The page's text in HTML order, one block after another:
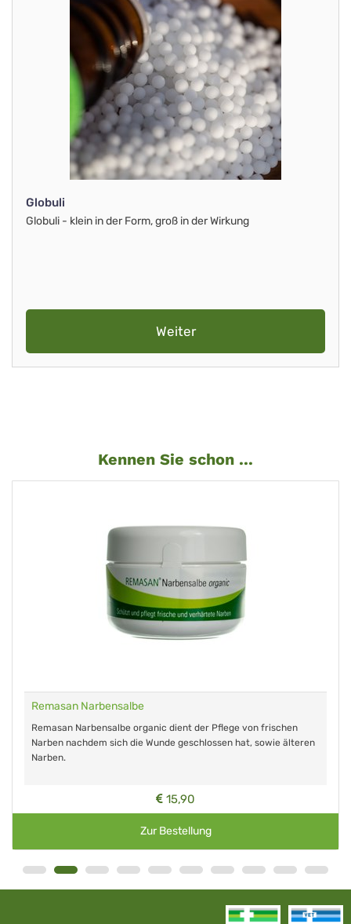
Globuli
Globuli - klein in der Form, groß in der Wirkung
Weiter
Kennen Sie schon ...
der Pflege von frischen
hat, sowie älteren
Das rezeptfreie homöopathische
Wartezeit, keine bekannten